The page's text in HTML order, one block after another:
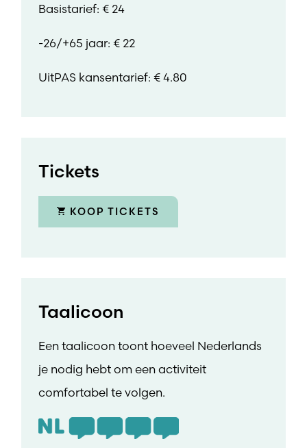
Basistarief: € 24
-26/+65 jaar: € 22
UitPAS kansentarief: € 4.80
Tickets
KOOP TICKETS
Taalicoon
Een taalicoon toont hoeveel Nederlands
je nodig hebt om een activiteit
comfortabel te volgen.